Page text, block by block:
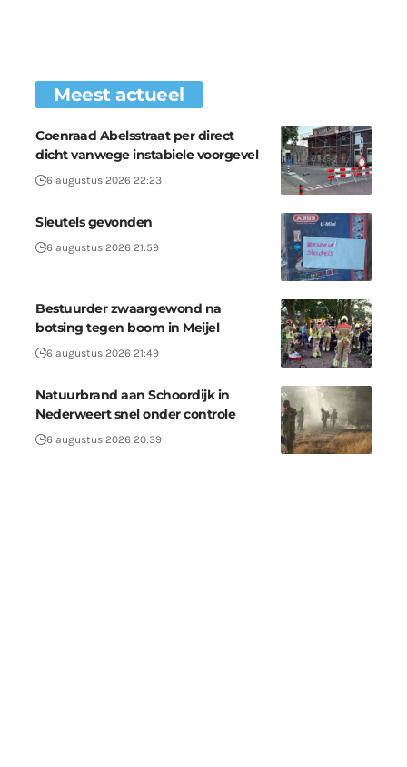
Meest actueel
Coenraad Abelsstraat per direct
dicht vanwege instabiele voorgevel
6 augustus 2026 22:23
Sleutels gevonden
6 augustus 2026 21:59
Bestuurder zwaargewond na
botsing tegen boom in Meijel
6 augustus 2026 21:49
Natuurbrand aan Schoordijk in
Nederweert snel onder controle
6 augustus 2026 20:39